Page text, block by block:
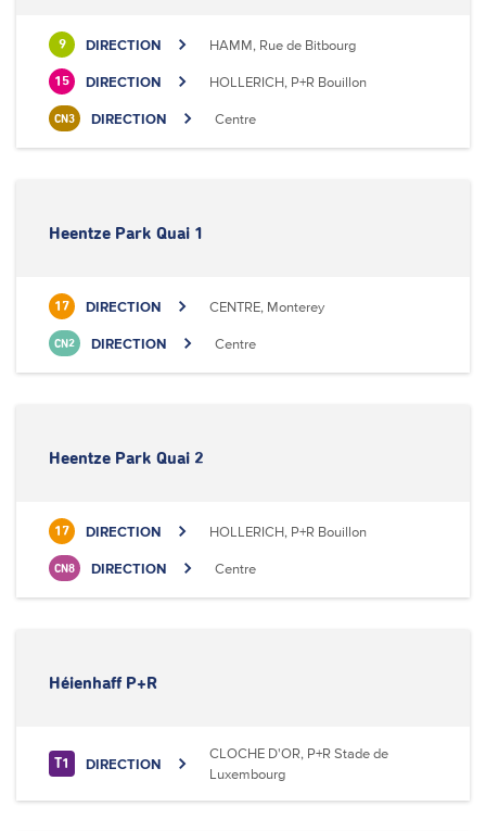
9 DIRECTION HAMM, Rue de Bitbourg
15 DIRECTION HOLLERICH, P+R Bouillon
CN3 DIRECTION Centre
Heentze Park Quai 1
17 DIRECTION CENTRE, Monterey
CN2 DIRECTION Centre
Heentze Park Quai 2
17 DIRECTION HOLLERICH, P+R Bouillon
CN8 DIRECTION Centre
Héienhaff P+R
T1 DIRECTION
CLOCHE D'OR, P+R Stade de
Luxembourg